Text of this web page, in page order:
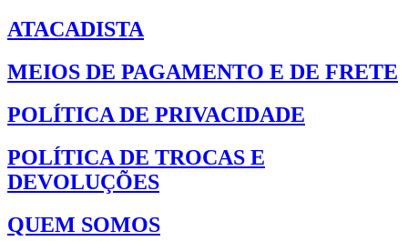
ATACADISTA
MEIOS DE PAGAMENTO E DE FRETE
POLÍTICA DE PRIVACIDADE
POLÍTICA DE TROCAS E
DEVOLUÇÕES
QUEM SOMOS